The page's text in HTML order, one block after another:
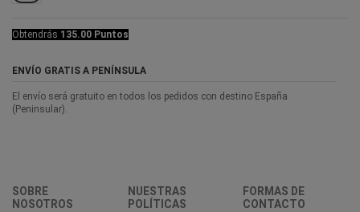
Obtendrás 135.00 Puntos
ENVÍO GRATIS A PENÍNSULA
El envío será gratuito en todos los pedidos con destino España
(Peninsular).
SOBRE
NOSOTROS
NUESTRAS
POLÍTICAS
FORMAS DE
CONTACTO